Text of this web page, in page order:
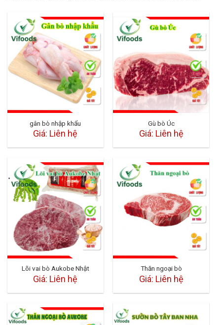
gân bò nhập khẩu
Giá: Liên hệ
Gù bò Úc
Giá: Liên hệ
Lõi vai bò Aukobe Nhật
Giá: Liên hệ
Thăn ngoại bò
Giá: Liên hệ